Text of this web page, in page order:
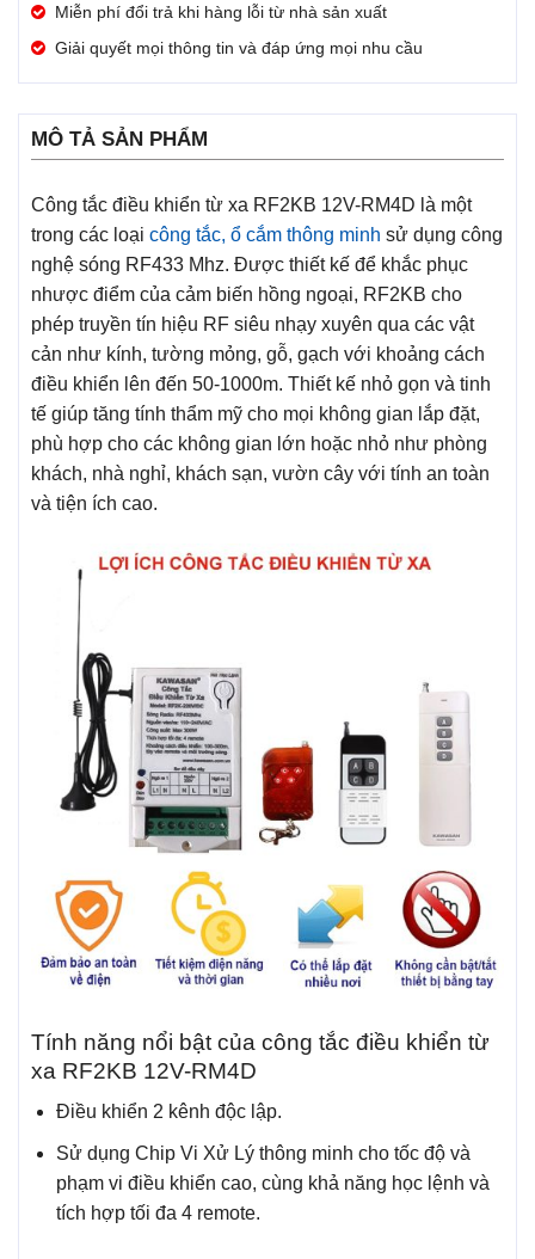
Miễn phí đổi trả khi hàng lỗi từ nhà sản xuất
Giải quyết mọi thông tin và đáp ứng mọi nhu cầu
MÔ TẢ SẢN PHẨM
Công tắc điều khiển từ xa RF2KB 12V-RM4D là một
trong các loại công tắc, ổ cắm thông minh sử dụng công
nghệ sóng RF433 Mhz. Được thiết kế để khắc phục
nhược điểm của cảm biến hồng ngoại, RF2KB cho
phép truyền tín hiệu RF siêu nhạy xuyên qua các vật
cản như kính, tường mỏng, gỗ, gạch với khoảng cách
điều khiển lên đến 50-1000m. Thiết kế nhỏ gọn và tinh
tế giúp tăng tính thẩm mỹ cho mọi không gian lắp đặt,
phù hợp cho các không gian lớn hoặc nhỏ như phòng
khách, nhà nghỉ, khách sạn, vườn cây với tính an toàn
và tiện ích cao.
Tính năng nổi bật của công tắc điều khiển từ
xa RF2KB 12V-RM4D
Điều khiển 2 kênh độc lập.
Sử dụng Chip Vi Xử Lý thông minh cho tốc độ và
phạm vi điều khiển cao, cùng khả năng học lệnh và
tích hợp tối đa 4 remote.